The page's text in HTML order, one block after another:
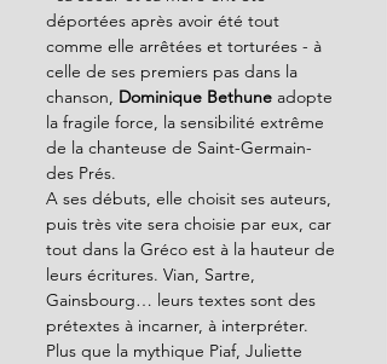
déportées après avoir été tout
comme elle arrêtées et torturées - à
celle de ses premiers pas dans la
chanson, Dominique Bethune adopte
la fragile force, la sensibilité extrême
de la chanteuse de Saint-Germain-
des Prés.
A ses débuts, elle choisit ses auteurs,
puis très vite sera choisie par eux, car
tout dans la Gréco est à la hauteur de
leurs écritures. Vian, Sartre,
Gainsbourg… leurs textes sont des
prétextes à incarner, à interpréter.
Plus que la mythique Piaf, Juliette